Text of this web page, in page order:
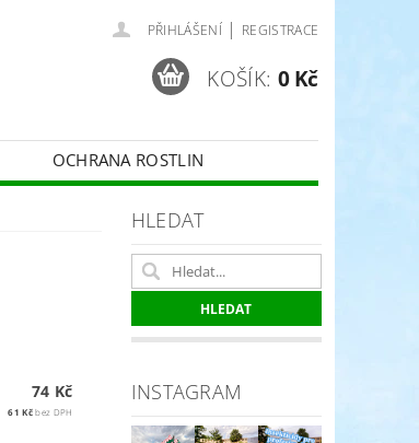
PŘIHLÁŠENÍ | REGISTRACE
KOŠÍK: 0 Kč
OCHRANA ROSTLIN
74 Kč
61 Kčbez DPH
HLEDAT
INSTAGRAM